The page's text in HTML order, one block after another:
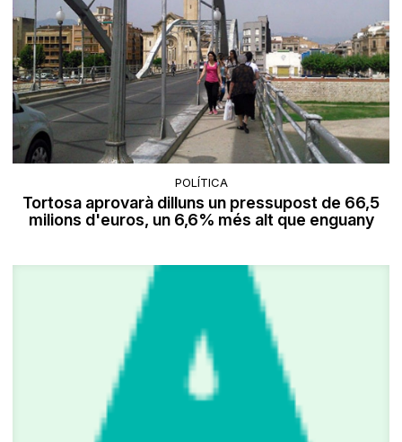
POLÍTICA
Tortosa aprovarà dilluns un pressupost de 66,5
milions d'euros, un 6,6% més alt que enguany